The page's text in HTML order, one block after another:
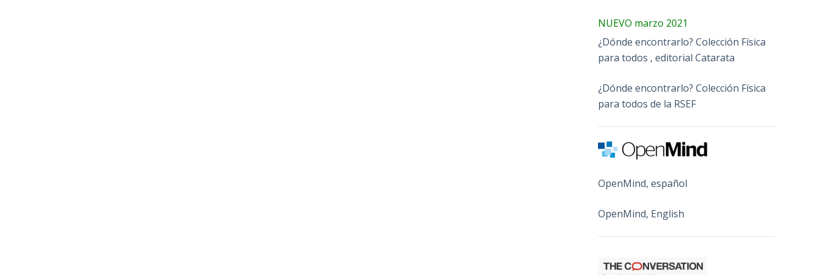
NUEVO marzo 2021
¿Dónde encontrarlo? Colección Física
para todos , editorial Catarata
¿Dónde encontrarlo? Colección Física
para todos de la RSEF
OpenMind, español
OpenMind, English